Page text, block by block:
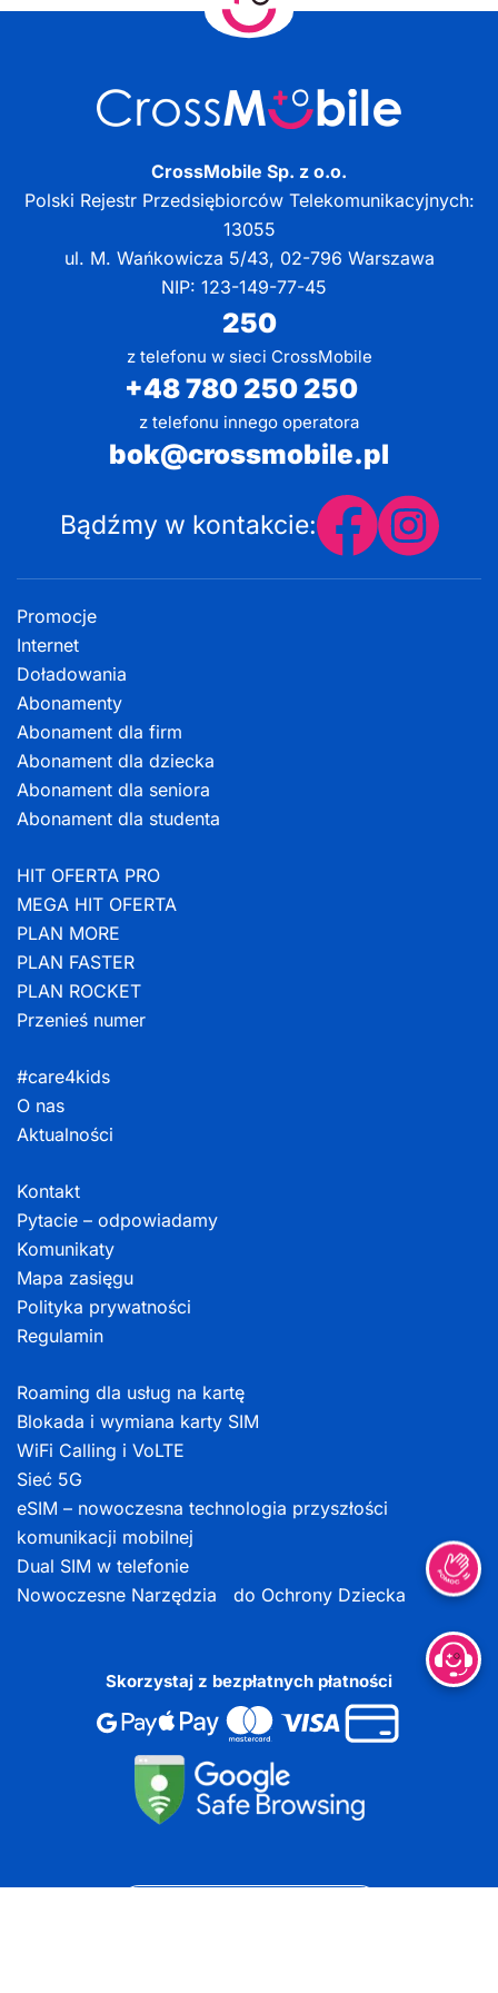
CrossMobile Sp. z o.o.
Polski Rejestr Przedsiębiorców Telekomunikacyjnych:
13055
ul. M. Wańkowicza 5/43, 02-796 Warszawa
NIP: 123-149-77-45
250
z telefonu w sieci CrossMobile
+48 780 250 250
z telefonu innego operatora
bok@crossmobile.pl
Bądźmy w kontakcie:
Promocje
Internet
Doładowania
Abonamenty
Abonament dla firm
Abonament dla dziecka
Abonament dla seniora
Abonament dla studenta
HIT OFERTA PRO
MEGA HIT OFERTA
PLAN MORE
PLAN FASTER
PLAN ROCKET
Przenieś numer
#care4kids
O nas
Aktualności
Kontakt
Pytacie – odpowiadamy
Komunikaty
Mapa zasięgu
Polityka prywatności
Regulamin
Roaming dla usług na kartę
Blokada i wymiana karty SIM
WiFi Calling i VoLTE
Sieć 5G
eSIM – nowoczesna technologia przyszłości
komunikacji mobilnej
Dual SIM w telefonie
Nowoczesne Narzędzia do Ochrony Dziecka
Skorzystaj z bezpłatnych płatności